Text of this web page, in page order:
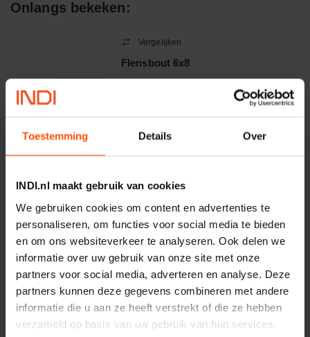
Toestemming Details Over
INDI.nl maakt gebruik van cookies
We gebruiken cookies om content en advertenties te
personaliseren, om functies voor social media te bieden
en om ons websiteverkeer te analyseren. Ook delen we
informatie over uw gebruik van onze site met onze
partners voor social media, adverteren en analyse. Deze
partners kunnen deze gegevens combineren met andere
informatie die u aan ze heeft verstrekt of die ze hebben
verzameld op basis van uw gebruik van hun services.
Onlangs bekeken:
Vergelijken
Flensbout 6x8
957010600808
Aantal
Controleer voorraad
Schroevenset JD 6000/7000
Artikelnummer:
00951001